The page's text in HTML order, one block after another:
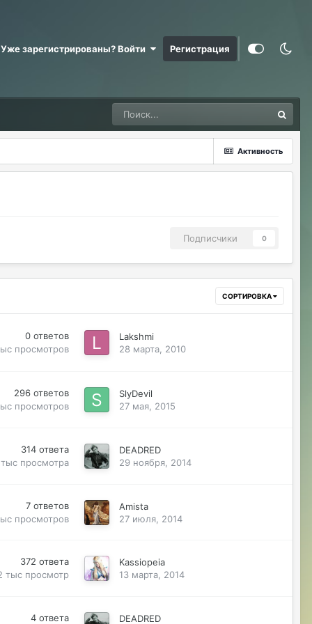
Уже зарегистрированы? Войти Регистрация
Активность
Подписчики 0
СОРТИРОВКА
0 ответов
просмотров
Lakshmi
28 марта, 2010
296 ответов
просмотров
SlyDevil
27 мая, 2015
314 ответа
просмотра
DEADRED
29 ноября, 2014
7 ответов
просмотров
Amista
27 июля, 2014
372 ответа
тыс просмотр
Kassiopeia
13 марта, 2014
4 ответа
DEADRED